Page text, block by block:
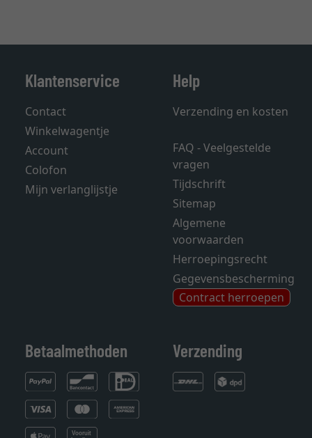
Klantenservice
Contact
Winkelwagentje
Account
Colofon
Mijn verlanglijstje
Help
Verzending en kosten
FAQ - Veelgestelde
vragen
Tijdschrift
Sitemap
Algemene
voorwaarden
Herroepingsrecht
Gegevensbescherming
Contract herroepen
Betaalmethoden Verzending